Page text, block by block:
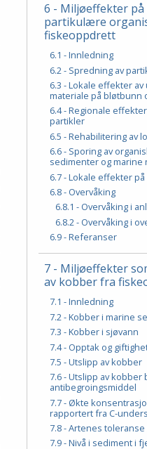
6 - Miljøeffekter
partikulære
fiskeoppdrett
6.1 - Innledning
6.2 - Spredning av
6.3 - Lokale effekter
materiale på bløtbunn
6.4 - Regionale
partikler
6.5 - Rehabilitering av
6.6 - Sporing av
sedimenter og
6.7 - Lokale effekter
6.8 - Overvåking
6.8.1 - Overvåking i
6.8.2 - Overvåking i
6.9 - Referanser
7 - Miljøeffekter
av kobber fra
7.1 - Innledning
7.2 - Kobber i marine
7.3 - Kobber i sjøvann
7.4 - Opptak og
7.5 - Utslipp av kobber
7.6 - Utslipp av kobber
antibegroingsmiddel
7.7 - Økte
rapportert fra C-
7.8 - Artenes
7.9 - Nivå i sediment i